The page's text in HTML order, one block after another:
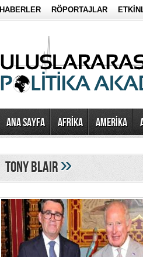
HABERLER RÖPORTAJLAR
Ana Sayfa AFRİKA AMERİKA
tony blair»